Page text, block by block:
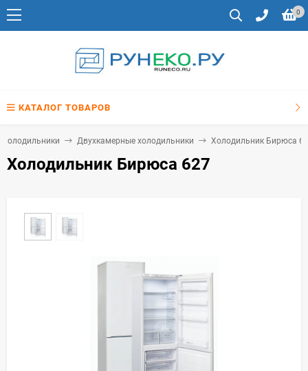
0
КАТАЛОГ ТОВАРОВ
Холодильники Двухкамерные холодильники Холодильник Бирюса
Холодильник Бирюса 627